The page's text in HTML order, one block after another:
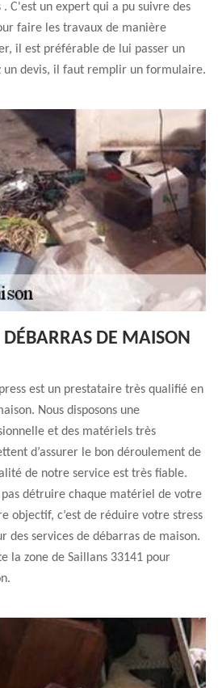
. C'est un expert qui a pu suivre des
faire les travaux de manière
il est préférable de lui passer un
un devis, il faut remplir un formulaire.
DÉBARRAS DE MAISON
est un prestataire très qualifié en
Nous disposons une
et des matériels très
d’assurer le bon déroulement de
de notre service est très fiable.
pas détruire chaque matériel de votre
objectif, c’est de réduire votre stress
des services de débarras de maison.
la zone de Saillans 33141 pour